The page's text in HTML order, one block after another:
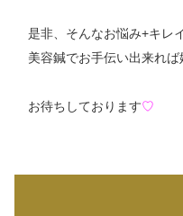
是非、そんなお悩み+キレ
美容鍼でお手伝い出来れば
お待ちしております♡